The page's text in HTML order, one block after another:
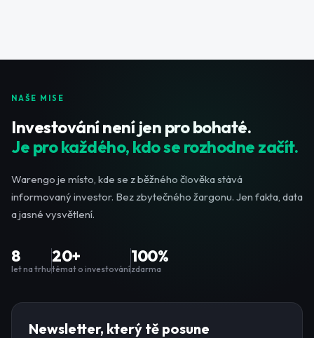
NAŠE MISE
Investování není jen pro bohaté.
Je pro každého, kdo se rozhodne začít.
Warengo je místo, kde se z běžného člověka stává
informovaný investor. Bez zbytečného žargonu. Jen fakta, data
a jasné vysvětlení.
8
let na trhu
20+
témat o investování
100%
zdarma
Newsletter, který tě posune